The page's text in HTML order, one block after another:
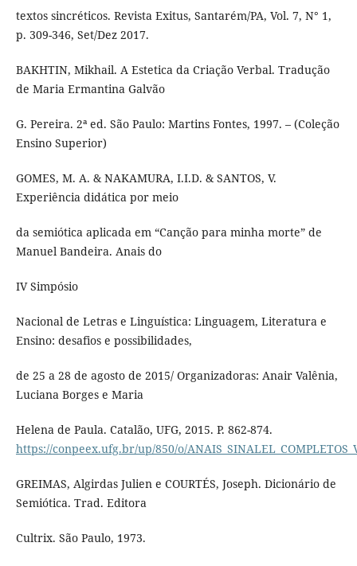
textos sincréticos. Revista Exitus, Santarém/PA, Vol. 7, N° 1,
p. 309-346, Set/Dez 2017.
BAKHTIN, Mikhail. A Estetica da Criação Verbal. Tradução
de Maria Ermantina Galvão
G. Pereira. 2ª ed. São Paulo: Martins Fontes, 1997. – (Coleção
Ensino Superior)
GOMES, M. A. & NAKAMURA, I.I.D. & SANTOS, V.
Experiência didática por meio
da semiótica aplicada em “Canção para minha morte” de
Manuel Bandeira. Anais do
IV Simpósio
Nacional de Letras e Linguística: Linguagem, Literatura e
Ensino: desafios e possibilidades,
de 25 a 28 de agosto de 2015/ Organizadoras: Anair Valênia,
Luciana Borges e Maria
Helena de Paula. Catalão, UFG, 2015. P. 862-874.
https://conpeex.ufg.br/up/850/o/
GREIMAS, Algirdas Julien e COURTÉS, Joseph. Dicionário de
Semiótica. Trad. Editora
Cultrix. São Paulo, 1973.